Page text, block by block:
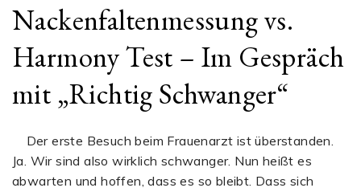
Nackenfaltenmessung vs.
Harmony Test – Im Gespräch
mit „Richtig Schwanger“
Der erste Besuch beim Frauenarzt ist überstanden.
Ja. Wir sind also wirklich schwanger. Nun heißt es
abwarten und hoffen, dass es so bleibt. Dass sich